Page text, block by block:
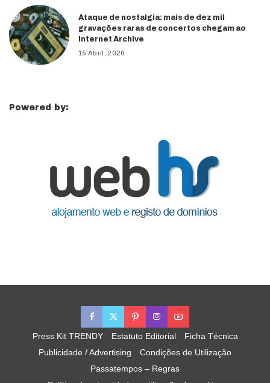
Ataque de nostalgia: mais de dez mil
gravações raras de concertos chegam ao
Internet Archive
15 Abril, 2026
Powered by:
Press Kit TRENDY Estatuto Editorial
Ficha Técnica
Publicidade / Advertising
Condições de Utilização
Passatempos – Regras